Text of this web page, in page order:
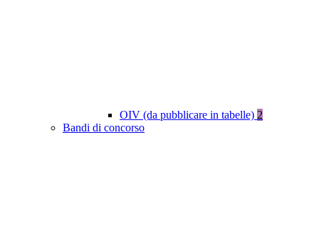
OIV (da pubblicare in tabelle) 2
Bandi di concorso